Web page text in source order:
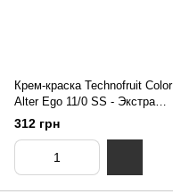
Крем-краска Technofruit Color
Alter Ego 11/0 SS - Экстра
светлый блондин 100 мл
312 грн